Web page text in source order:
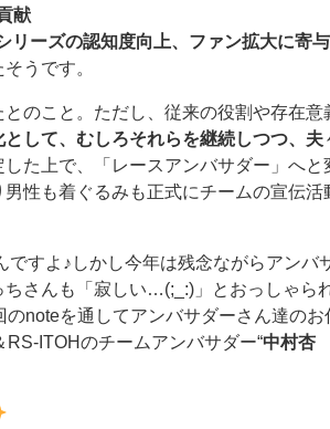
献
リーズの認知度向上、ファン拡⼤に寄与
うです。
のこと。ただし、従来の役割や存在意
して、むしろそれらを継続しつつ、夫
した上で、「レースアンバサダー」へと
性も着ぐるみも正式にチームの宣伝活
すよ♪しかし今年は残念ながらアンバ
さんも「寂しい…(;_:)」とおっしゃら
noteを通してアンバサダーさん達のお
ITOHのチームアンバサダー“中村杏